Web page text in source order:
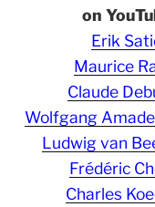
on
Erik
Maurice
Claude
Wolfgang
Ludwig van
Frédéric
Charles